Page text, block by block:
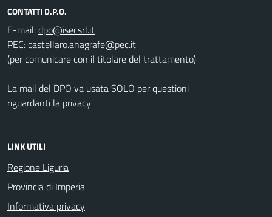
CONTATTI D.P.O.
E-mail:
PEC:
(per comunicare con il titolare del trattamento)
La mail del DPO va usata SOLO per questioni
riguardanti la privacy
LINK UTILI
Regione Liguria
Provincia di Imperia
Informativa privacy